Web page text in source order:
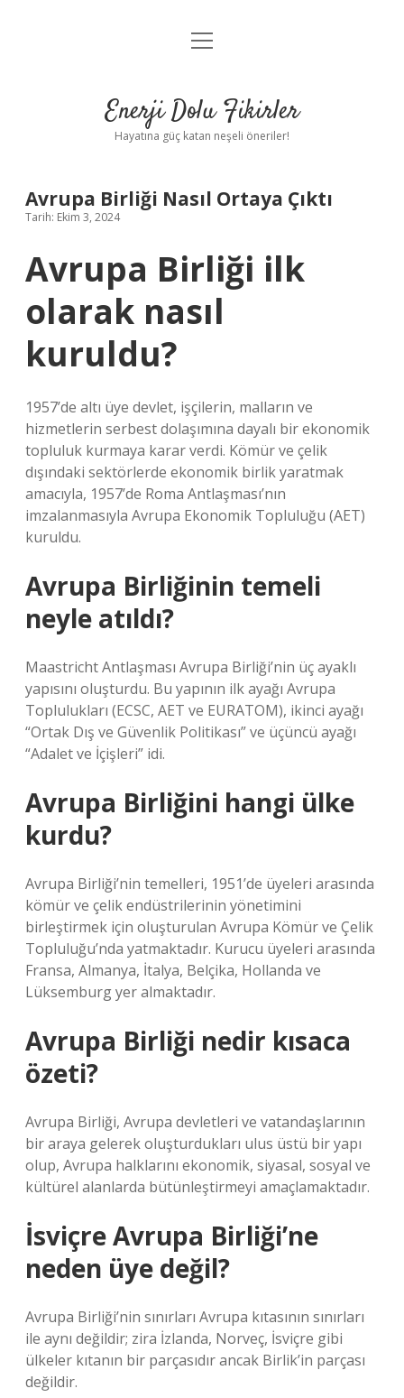
Anasayfa
Yasal Uyarı
menüyü
Enerji Dolu Fikirler
Hayatına güç katan neşeli öneriler!
Avrupa Birliği Nasıl Ortaya Çıktı
Tarih: Ekim 3, 2024
Avrupa Birliği ilk
olarak nasıl
kuruldu?
1957’de altı üye devlet, işçilerin, malların ve
hizmetlerin serbest dolaşımına dayalı bir ekonomik
topluluk kurmaya karar verdi. Kömür ve çelik
dışındaki sektörlerde ekonomik birlik yaratmak
amacıyla, 1957’de Roma Antlaşması’nın
imzalanmasıyla Avrupa Ekonomik Topluluğu (AET)
kuruldu.
Avrupa Birliğinin temeli
neyle atıldı?
Maastricht Antlaşması Avrupa Birliği’nin üç ayaklı
yapısını oluşturdu. Bu yapının ilk ayağı Avrupa
Toplulukları (ECSC, AET ve EURATOM), ikinci ayağı
“Ortak Dış ve Güvenlik Politikası” ve üçüncü ayağı
“Adalet ve İçişleri” idi.
Avrupa Birliğini hangi ülke
kurdu?
Avrupa Birliği’nin temelleri, 1951’de üyeleri arasında
kömür ve çelik endüstrilerinin yönetimini
birleştirmek için oluşturulan Avrupa Kömür ve Çelik
Topluluğu’nda yatmaktadır. Kurucu üyeleri arasında
Fransa, Almanya, İtalya, Belçika, Hollanda ve
Lüksemburg yer almaktadır.
Avrupa Birliği nedir kısaca
özeti?
Avrupa Birliği, Avrupa devletleri ve vatandaşlarının
bir araya gelerek oluşturdukları ulus üstü bir yapı
olup, Avrupa halklarını ekonomik, siyasal, sosyal ve
kültürel alanlarda bütünleştirmeyi amaçlamaktadır.
İsviçre Avrupa Birliği’ne
neden üye değil?
Avrupa Birliği’nin sınırları Avrupa kıtasının sınırları
ile aynı değildir; zira İzlanda, Norveç, İsviçre gibi
ülkeler kıtanın bir parçasıdır ancak Birlik’in parçası
değildir.